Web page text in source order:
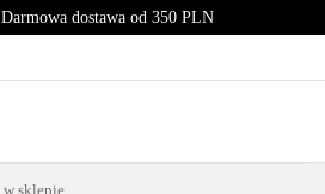
Darmowa dostawa od 350 PLN